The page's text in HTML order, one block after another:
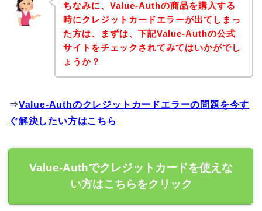
ちなみに、Value-Authの商品を購入する
時にクレジットカードエラーが出てしまっ
た方は、まずは、下記Value-Authの公式
サイトをチェックされてみてはいかがでし
ょうか？
⇒Value-Authのクレジットカードエラーの問題を今す
ぐ解決したい方はこちら
Value-Authでクレジットカードを使えな
い方はこちらをクリック